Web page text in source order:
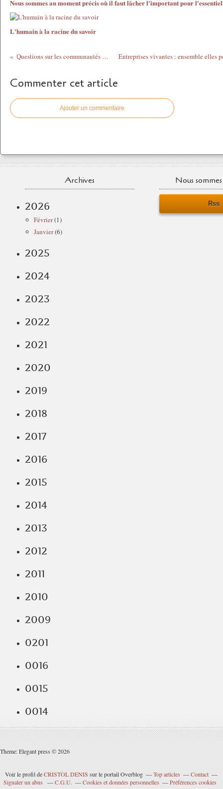
Nous sommes au moment précis où il faut lâcher l'important pour l'essentiel
L'humain à la racine du savoir
Questions sur les communautés d'apprentissage en ligne
Commenter cet article
Ajouter un commentaire
Archives
2026
Février(1)
Janvier(6)
2025
2024
2023
2022
2021
2020
2019
2018
2017
2016
2015
2014
2013
2012
2011
2010
2009
0201
0016
0015
0014
Nous
Rss
Theme: Elegant press © 2026
Voir le profil deCRISTOL DENIS sur le portail Overblog Top articles
Contact
Signaler un abus
C.G.U. Cookies et données personnelles Préférences cookies